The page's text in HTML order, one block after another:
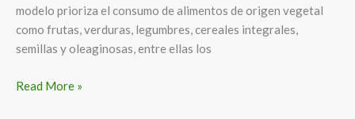
modelo prioriza el consumo de alimentos de origen vegetal
como frutas, verduras, legumbres, cereales integrales,
semillas y oleaginosas, entre ellas los
Read More »